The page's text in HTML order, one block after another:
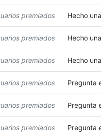
premiados Hecho
premiados Hecho
premiados Hecho
premiados Pregunta
premiados Pregunta
premiados Pregunta